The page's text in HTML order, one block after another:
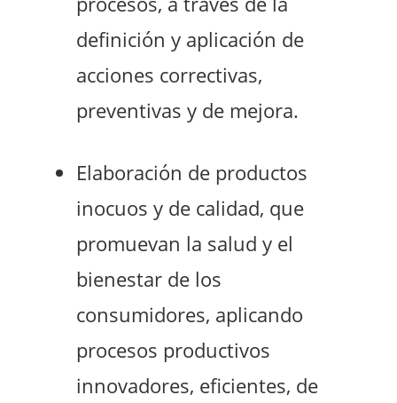
definición y aplicación de
acciones correctivas,
preventivas y de mejora.
Elaboración de productos
inocuos y de calidad, que
promuevan la salud y el
bienestar de los
consumidores, aplicando
procesos productivos
innovadores, eficientes, de